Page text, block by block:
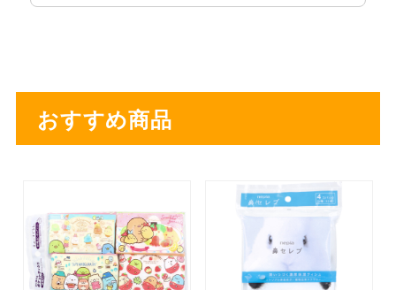
おすすめ商品